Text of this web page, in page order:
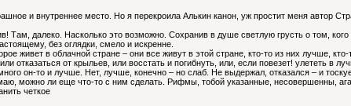
и внутреннее место. Но я перекроила Алькин канон, уж простит меня автор
Там, далеко. Насколько это возможно. Сохранив в душе светлую грусть о том, кого
без оглядки, смело и искренне.
живет в облачной стране – они все живут в этой стране, кто-то из них лучше,
отказаться от крыльев, или восстать и погибнуть, или, если повезет! улететь в
он-то и лучше. Нет, лучше, конечно – но слаб. Не выдержал, отказался – и
можно ли еще что-то с ним сделать. Рифмы, тобой указанные, несовершенны,
четкое